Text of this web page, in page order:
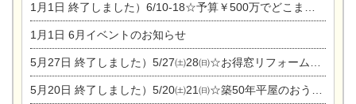
1月1日 終了しました）6/10-18☆予算￥500万でどこまでできるの？リフォーム相談会
1月1日 6月イベントのお知らせ
5月27日 終了しました）5/27㈯28㈰☆お得窓リフォーム個別相談会
5月20日 終了しました）5/20㈯21㈰☆築50年平屋のおうちリノベーション完成見学会